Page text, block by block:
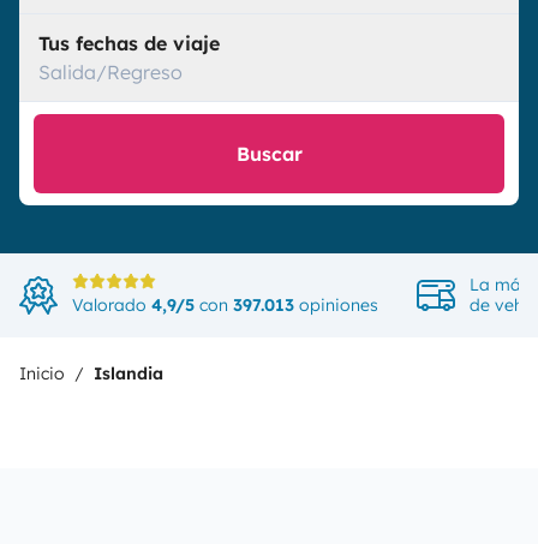
Tus fechas de viaje
Salida/Regreso
Buscar
Valorado 4,9/5 con 397.013 opiniones
La más
de
Inicio Islandia